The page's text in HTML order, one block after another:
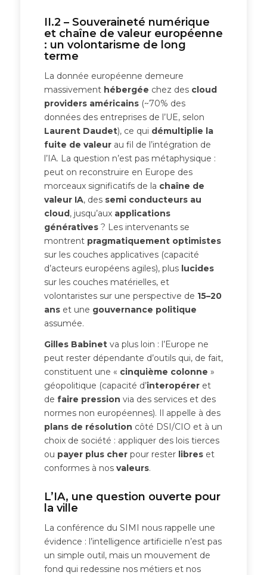
II.2 – Souveraineté numérique
et chaîne de valeur européenne
: un volontarisme de long
terme
La donnée européenne demeure
massivement hébergée chez des cloud
providers américains(~70% des
données des entreprises de l’UE, selon
Laurent Daudet), ce qui démultiplie la
fuite de valeurau fil de l’intégration de
l’IA. La question n’est pas métaphysique :
peut on reconstruire en Europe des
morceaux significatifs de la chaîne de
valeur IA, des semi conducteurs au
cloud, jusqu’aux applications
génératives? Les intervenants se
montrent pragmatiquement optimistes
sur les couches applicatives (capacité
d’acteurs européens agiles), plus lucides
sur les couches matérielles, et
volontaristes sur une perspective de 15–20
anset une gouvernance politique
assumée.
Gilles Babinetva plus loin : l’Europe ne
peut rester dépendante d’outils qui, de fait,
constituent une « cinquième colonne »
géopolitique (capacité d’interopéreret
de faire pression via des services et des
normes non européennes). Il appelle à des
plans de résolution côté DSI/CIO et à un
choix de société : appliquer des lois tierces
ou payer plus cherpour rester libreset
conformes à nos valeurs.
L’IA, une question ouverte pour
la ville
La conférence du SIMI nous rappelle une
évidence : l’intelligence artificielle n’est pas
un simple outil, mais un mouvement de
fond qui redessine nos métiers et nos